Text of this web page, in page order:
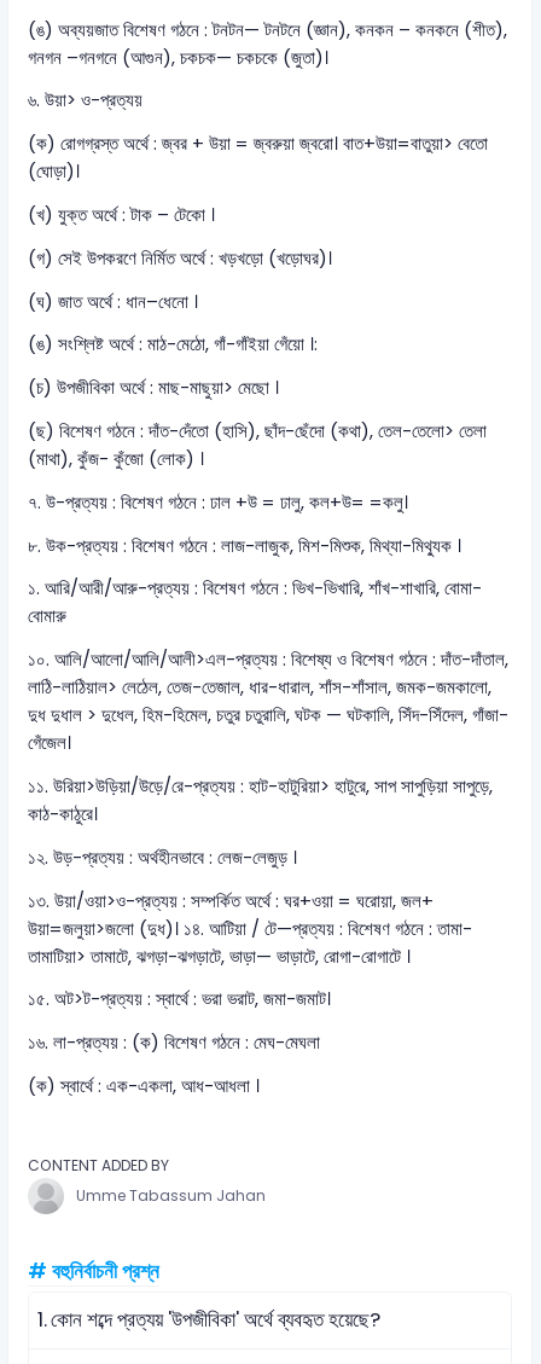
(ঙ) অব্যয়জাত বিশেষণ গঠনে : টনটন— টনটনে (জ্ঞান), কনকন – কনকনে (শীত),
গনগন –গনগনে (আগুন), চকচক— চকচকে (জুতা)।
৬. উয়া> ও-প্রত্যয়
(ক) রোগগ্রস্ত অর্থে : জ্বর + উয়া = জ্বরুয়া জ্বরো। বাত+উয়া=বাতুয়া> বেতো
(ঘোড়া)।
(খ) যুক্ত অর্থে : টাক – টেকো ।
(গ) সেই উপকরণে নির্মিত অর্থে : খড়খড়ো (খড়োঘর)।
(ঘ) জাত অর্থে : ধান–ধেনো ।
(ঙ) সংশ্লিষ্ট অর্থে : মাঠ-মেঠো, গাঁ-গাঁইয়া গেঁয়ো ।:
(চ) উপজীবিকা অর্থে : মাছ-মাছুয়া> মেছো ।
(ছ) বিশেষণ গঠনে : দাঁত-দেঁতো (হাসি), ছাঁদ-ছেঁদো (কথা), তেল-তেলো> তেলা
(মাথা), কুঁজ- কুঁজো (লোক) ।
৭. উ-প্রত্যয় : বিশেষণ গঠনে : ঢাল +উ = ঢালু, কল+উ= =কলু।
৮. উক-প্রত্যয় : বিশেষণ গঠনে : লাজ-লাজুক, মিশ-মিশুক, মিথ্যা-মিথ্যুক ।
১. আরি/আরী/আরু-প্রত্যয় : বিশেষণ গঠনে : ভিখ-ভিখারি, শাঁখ-শাখারি, বোমা-
বোমারু
১০. আলি/আলো/আলি/আলী>এল-প্রত্যয় : বিশেষ্য ও বিশেষণ গঠনে : দাঁত-দাঁতাল,
লাঠি-লাঠিয়াল> লেঠেল, তেজ-তেজাল, ধার-ধারাল, শাঁস-শাঁসাল, জমক-জমকালো,
দুধ দুধাল > দুধেল, হিম-হিমেল, চতুর চতুরালি, ঘটক — ঘটকালি, সিঁদ-সিঁদেল, গাঁজা-
গেঁজেল।
১১. উরিয়া>উড়িয়া/উড়ে/রে-প্রত্যয় : হাট-হাটুরিয়া> হাটুরে, সাপ সাপুড়িয়া সাপুড়ে,
কাঠ-কাঠুরে।
১২. উড়-প্রত্যয় : অর্থহীনভাবে : লেজ-লেজুড় ।
১৩. উয়া/ওয়া>ও-প্রত্যয় : সম্পর্কিত অর্থে : ঘর+ওয়া = ঘরোয়া, জল+
উয়া=জলুয়া>জলো (দুধ)। ১৪. আটিয়া / টে—প্রত্যয় : বিশেষণ গঠনে : তামা-
তামাটিয়া> তামাটে, ঝগড়া-ঝগড়াটে, ভাড়া— ভাড়াটে, রোগা-রোগাটে ।
১৫. অট>ট-প্রত্যয় : স্বার্থে : ভরা ভরাট, জমা-জমাট।
১৬. লা-প্রত্যয় : (ক) বিশেষণ গঠনে : মেঘ-মেঘলা
(ক) স্বার্থে : এক-একলা, আধ-আধলা ।
CONTENT ADDED BY
Umme Tabassum Jahan
# বহুনির্বাচনী প্রশ্ন
1.কোন শব্দে প্রত্যয় 'উপজীবিকা' অর্থে ব্যবহৃত হয়েছে?